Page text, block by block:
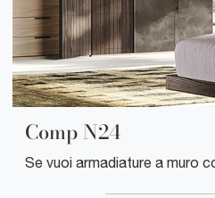
Comp N24